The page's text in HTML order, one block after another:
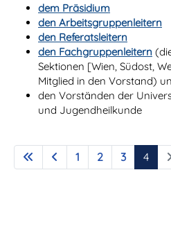
dem Präsidium
den Arbeitsgruppenleitern
den Referatsleitern
den Fachgruppenleitern
Sektionen [Wien, Südost,
Mitglied in den Vorstand)
den Vorständen der
und Jugendheilkunde
1 2 3 4